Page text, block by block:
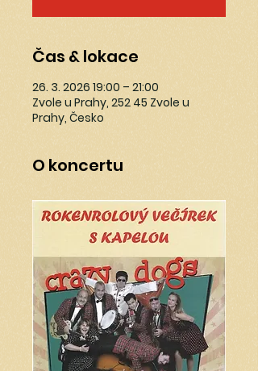
Čas & lokace
26. 3. 2026 19:00 – 21:00
Zvole u Prahy, 252 45 Zvole u
Prahy, Česko
O koncertu